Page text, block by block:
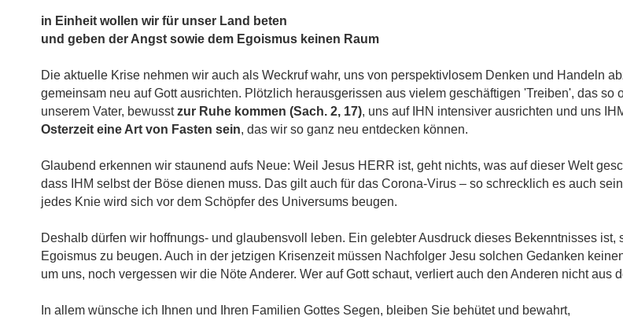
in Einheit wollen wir für unser Land beten
und geben der Angst sowie dem Egoismus keinen Raum
Die aktuelle Krise nehmen wir auch als Weckruf wahr, uns von perspektivlosem Denken und Handeln
gemeinsam neu auf Gott ausrichten. Plötzlich herausgerissen aus vielem geschäftigen 'Treiben', das so
unserem Vater, bewusstzur Ruhe kommen (Sach. 2, 17), uns auf IHN intensiver ausrichten und uns
Osterzeit eine Art von Fasten sein, das wir so ganz neu entdecken können.
Glaubend erkennen wir staunend aufs Neue: Weil Jesus HERR ist, geht nichts, was auf dieser Welt
dass IHM selbst der Böse dienen muss. Das gilt auch für das Corona-Virus – so schrecklich es auch
jedes Knie wird sich vor dem Schöpfer des Universums beugen.
Deshalb dürfen wir hoffnungs- und glaubensvoll leben. Ein gelebter Ausdruck dieses Bekenntnisses ist,
Egoismus zu beugen. Auch in der jetzigen Krisenzeit müssen Nachfolger Jesu solchen Gedanken
um uns, noch vergessen wir die Nöte Anderer. Wer auf Gott schaut, verliert auch den Anderen nicht aus
In allem wünsche ich Ihnen und Ihren Familien Gottes Segen, bleiben Sie behütet und bewahrt,